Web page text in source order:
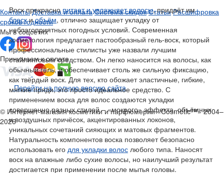
Воск прекрасно питает и увлажняет волосы, придаёт им
блескиобъём, отлично защищает укладку от
неблагоприятных погодных условий. Современная
косметология предлагает пастообразный гель-воск, который
профессиональные стилисты уже назвали лучшим
стайлинговым средством. Он легко наносится на волосы, как
обычный гель, и обеспечивает столь же сильную фиксацию,
как твёрдый воск. Для тех, кто обожает эластичные, гибкие,
мягкие пряди, это просто идеальное средство. С
применением воска для волос создаются укладки
совершенно разных стилей – «мокрого» эффекта, объёмных
и воздушных причёсок, акцентированных локонов,
уникальных сочетаний сияющих и матовых фрагментов.
Натуральность компонентов воска позволяет безопасно
использовать его для укладки волос любого типа. Наносят
воск на влажные либо сухие волосы, но наилучший результат
достигается при применении после мытья головы.
Контакты Доставка и оплата Система скидок Статьи Расшифровка
сроков годности
Мы в соцсетях
Принимаем к оплате
Перейти на полную версию сайта
© Интернет-магазин косметики и парфюмерии «Cosmetic™» 2004–
2026